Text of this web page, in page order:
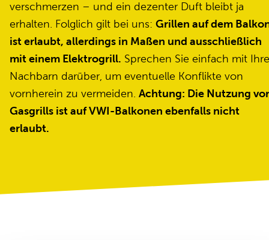
verschmerzen – und ein dezenter Duft bleibt ja
erhalten. Folglich gilt bei uns: Grillen auf dem
ist erlaubt, allerdings in Maßen und ausschließlich
mit einem Elektrogrill. Sprechen Sie einfach mit
Nachbarn darüber, um eventuelle Konflikte von
vornherein zu vermeiden. Achtung: Die Nutzung
Gasgrills ist auf VWI-Balkonen ebenfalls nicht
erlaubt.